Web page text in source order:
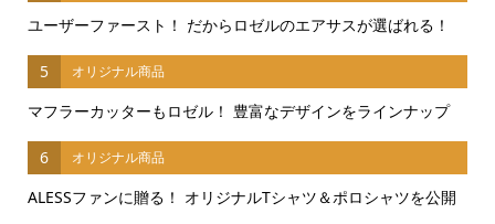
ユーザーファースト！ だからロゼルのエアサスが選ばれる！
5 オリジナル商品
マフラーカッターもロゼル！ 豊富なデザインをラインナップ
6 オリジナル商品
ALESSファンに贈る！ オリジナルTシャツ＆ポロシャツを公開